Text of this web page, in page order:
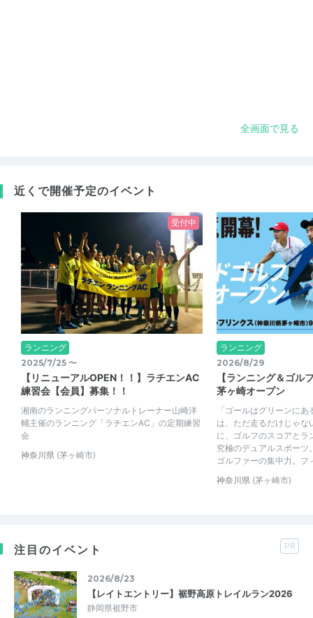
全画面で見る
近くで開催予定のイベント
受付中
ランニング
2025/7/25 〜
【リニューアルOPEN！！】ラチエンAC
練習会【会員】募集！！
湘南のランニングパーソナルトレーナー山崎洋
輔主催のランニング「ラチエンAC」の定期練習
会
神奈川県 (茅ヶ崎市)
ランニング
2026/8/29
【ランニング＆ゴル
茅ヶ崎オープン
「ゴールはグリーンに
は、ただ走るだけじゃな
に、ゴルフのスコアとラ
究極のデュアルスポーツ
ゴルファーの集中力。フ
神奈川県 (茅ヶ崎市)
注目のイベント PR
2026/8/23
【レイトエントリー】裾野高原トレイルラン2026
静岡県裾野市